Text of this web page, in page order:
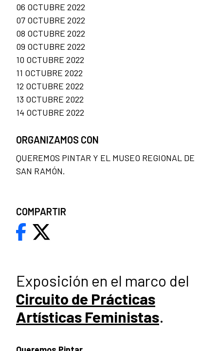
Exposición en el marco del
Circuito de Prácticas
Artísticas Feministas.
06 OCTUBRE 2022
07 OCTUBRE 2022
08 OCTUBRE 2022
09 OCTUBRE 2022
10 OCTUBRE 2022
11 OCTUBRE 2022
12 OCTUBRE 2022
13 OCTUBRE 2022
14 OCTUBRE 2022
ORGANIZAMOS CON
QUEREMOS PINTAR Y EL MUSEO REGIONAL DE
SAN RAMÓN.
COMPARTIR